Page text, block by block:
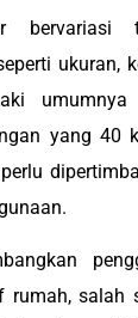
bervariasi
ukuran,
umumnya
yang 40
rumah, salah